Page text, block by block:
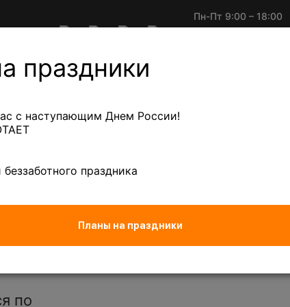
Пн-Пт 9:00 – 18:00
по
праздники
с наступающим Днем России!
праздника
Планы на праздники